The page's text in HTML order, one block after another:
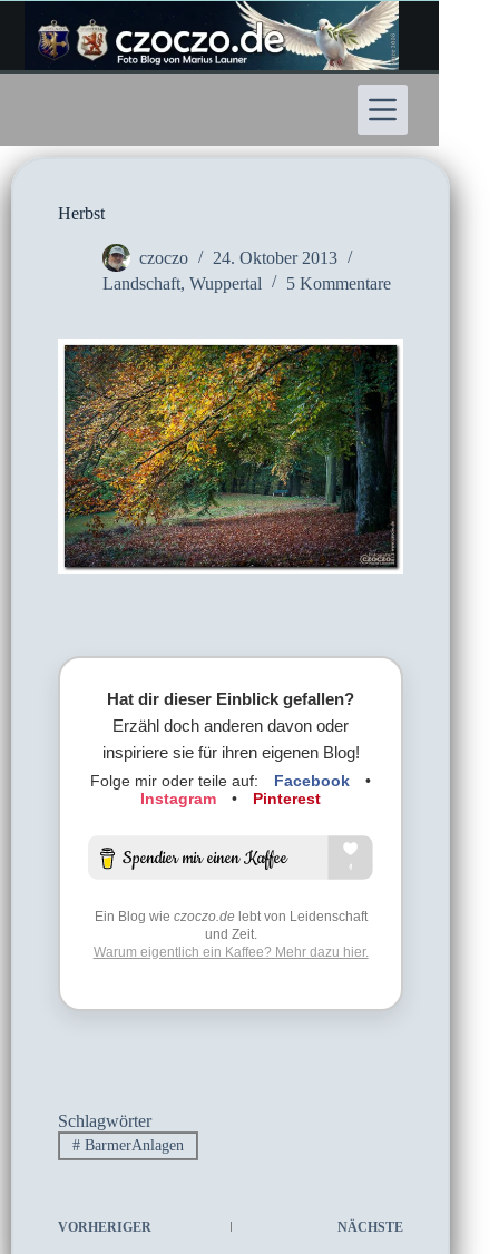
Inhalt
springen
Herbst
czoczo
24. Oktober 2013
Landschaft, Wuppertal 5 Kommentare
Hat dir dieser Einblick gefallen?
Erzähl doch anderen davon oder
inspiriere sie für ihren eigenen Blog!
Folge mir oder teile auf: Facebook
•
Instagram
• Pinterest
Ein Blog wie czoczo.delebt von Leidenschaft
und Zeit.
Warum eigentlich ein Kaffee? Mehr dazu hier.
Schlagwörter
#BarmerAnlagen
VORHERIGER NÄCHSTE